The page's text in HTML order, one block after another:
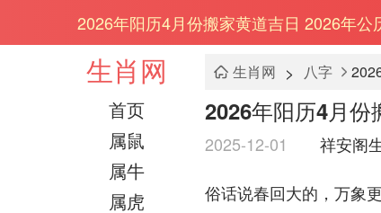
2026年阳历4月份搬家黄道吉日 2026年公
生肖网
首页
属鼠
属牛
属虎
生肖网 > 八字
2026年阳历4月份
2025-12-01 祥安阁
俗话说春回大的，万象